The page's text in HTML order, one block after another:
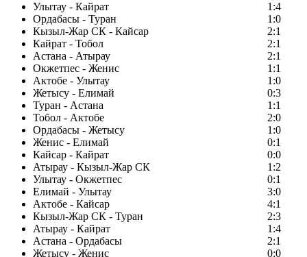
Улытау - Кайрат
1:4
Ордабасы - Туран
1:0
Кызыл-Жар СК - Кайсар
2:1
Кайрат - Тобол
2:1
Астана - Атырау
2:1
Окжетпес - Женис
1:1
Актобе - Улытау
1:0
Жетысу - Елимай
0:3
Туран - Астана
1:1
Тобол - Актобе
2:0
Ордабасы - Жетысу
1:0
Женис - Елимай
0:1
Кайсар - Кайрат
0:0
Атырау - Кызыл-Жар СК
1:2
Улытау - Окжетпес
0:1
Елимай - Улытау
3:0
Актобе - Кайсар
4:1
Кызыл-Жар СК - Туран
2:3
Атырау - Кайрат
1:4
Астана - Ордабасы
2:1
Жетысу - Женис
0:0